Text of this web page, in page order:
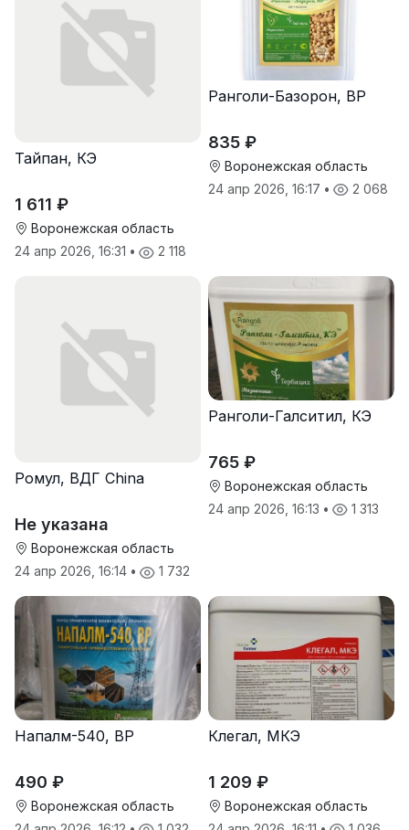
Тайпан, КЭ
1 611 ₽
Воронежская область
24 апр 2026, 16:31 • 2 118
Ранголи-Базорон, ВР
835 ₽
Воронежская область
24 апр 2026, 16:17 • 2 068
Ромул, ВДГ China
Не указана
Воронежская область
24 апр 2026, 16:14 • 1 732
Ранголи-Галситил, КЭ
765 ₽
Воронежская область
24 апр 2026, 16:13 • 1 313
Напалм-540, ВР
490 ₽
Воронежская область
Клегал, МКЭ
1 209 ₽
Воронежская область